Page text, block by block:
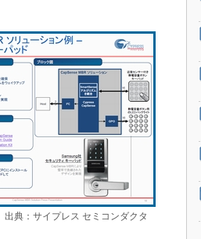
典：サイプレス セミコンダクタ